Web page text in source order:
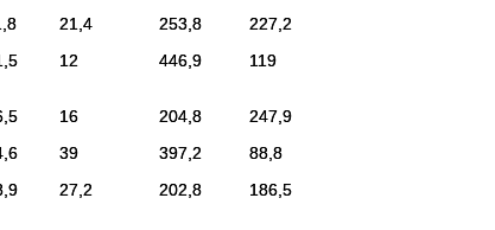
21,4 253,8
227,2
12 446,9 119
16 204,8
247,9
39 397,2
88,8
27,2 202,8 186,5